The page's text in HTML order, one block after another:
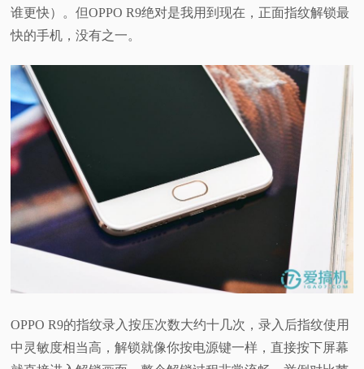
谁更快）。但OPPO R9绝对是我用到现在，正面指纹解锁最
快的手机，没有之一。
OPPO R9的指纹录入按压次数大约十几次，录入后指纹使用
中灵敏度相当高，解锁就像你按电源键一样，直接按下屏幕